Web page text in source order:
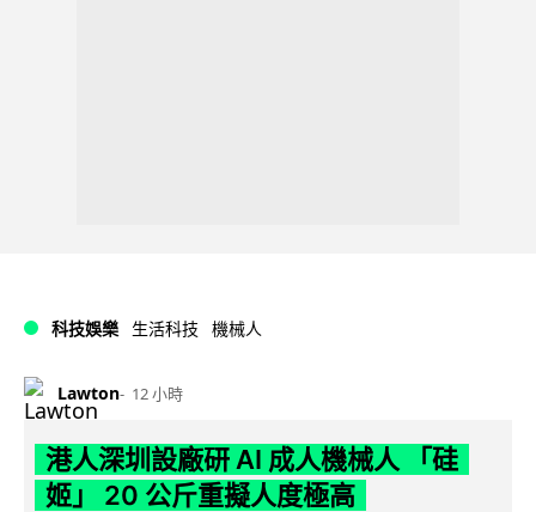
科技娛樂 生活科技 機械人
Lawton 12 小時
港人深圳設廠研 AI 成人機械人 「硅
姬」 20 公斤重擬人度極高